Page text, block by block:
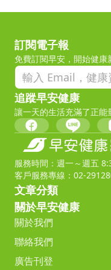
訂閱電子報
免費訂閱早安，開始健康
追蹤早安健康
讓一天的生活充滿了正能
服務時間：週一～週五
客戶服務專線：02-
文章分類
關於早安健康
關於我們
聯絡我們
廣告刊登